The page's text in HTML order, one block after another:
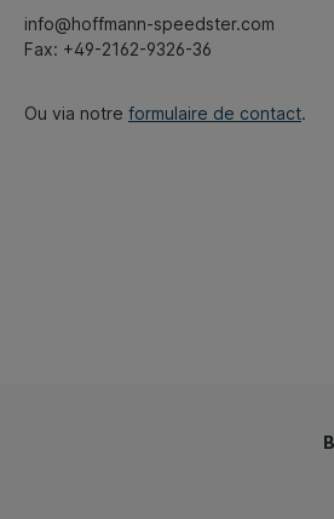
info@hoffmann-speedster.com
Fax: +49-2162-9326-36
Ou via notre formulaire de contact.